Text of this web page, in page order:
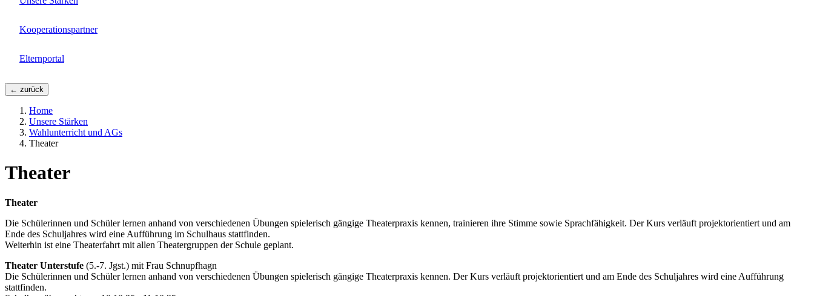
Kooperationspartner
Elternportal
← zurück
Home
Unsere Stärken
Wahlunterricht und AGs
Theater
Theater
Theater
Die Schülerinnen und Schüler lernen anhand von verschiedenen Übungen spielerisch gängige Theaterpraxis kennen, trainieren ihre Stimme sowie Sprachfähigkeit. Der Kurs verläuft projektorientiert und am
Ende des Schuljahres wird eine Aufführung im Schulhaus stattfinden.
Weiterhin ist eine Theaterfahrt mit allen Theatergruppen der Schule geplant.
Theater Unterstufe (5.-7. Jgst.) mit Frau Schnupfhagn
Die Schülerinnen und Schüler lernen anhand von verschiedenen Übungen spielerisch gängige Theaterpraxis kennen. Der Kurs verläuft projektorientiert und am Ende des Schuljahres wird eine Aufführung
stattfinden.